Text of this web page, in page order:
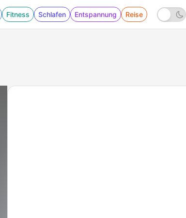
Fitness Schlafen Entspannung Reise